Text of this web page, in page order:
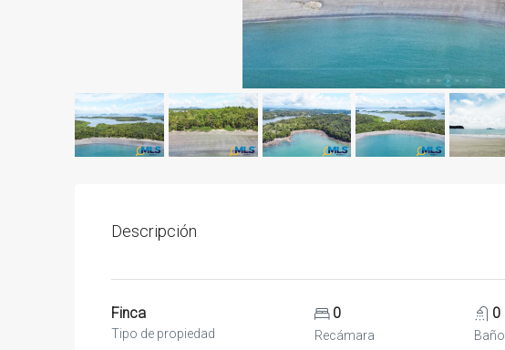
Descripción
Finca
Tipo de propiedad
0
Recámara
0
Baño